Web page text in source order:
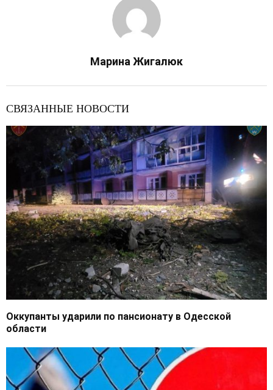
Марина Жигалюк
СВЯЗАННЫЕ НОВОСТИ
Оккупанты ударили по пансионату в Одесской
области